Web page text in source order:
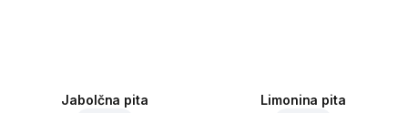
Jabolčna pita Limonina pita